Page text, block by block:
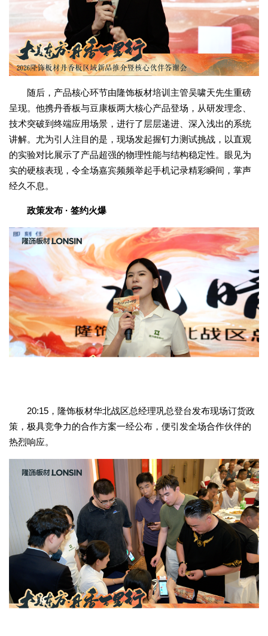
随后，产品核心环节由隆饰板材培训主管吴啸天先生重磅
呈现。他携丹香板与豆康板两大核心产品登场，从研发理念、
技术突破到终端应用场景，进行了层层递进、深入浅出的系统
讲解。尤为引人注目的是，现场发起握钉力测试挑战，以直观
的实验对比展示了产品超强的物理性能与结构稳定性。眼见为
实的硬核表现，令全场嘉宾频频举起手机记录精彩瞬间，掌声
经久不息。
政策发布 · 签约火爆
20:15，隆饰板材华北战区总经理巩总登台发布现场订货政
策，极具竞争力的合作方案一经公布，便引发全场合作伙伴的
热烈响应。